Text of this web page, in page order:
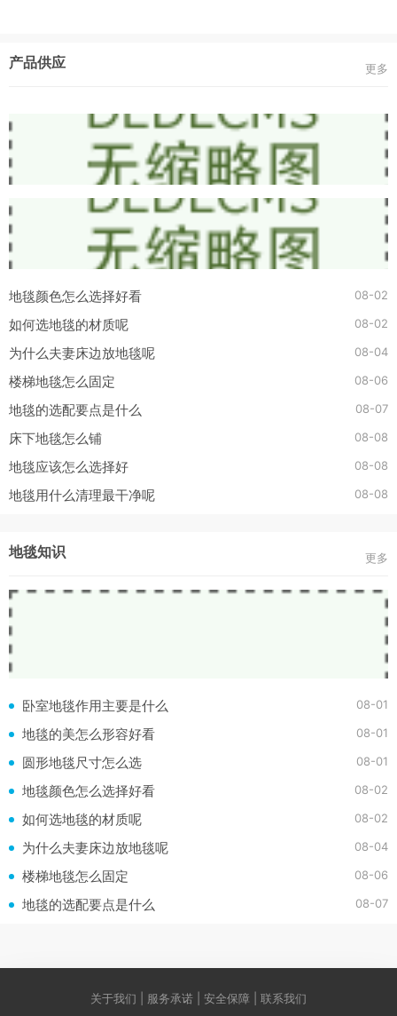
产品供应 更多
地毯颜色怎么选择好看 08-02
如何选地毯的材质呢 08-02
为什么夫妻床边放地毯呢 08-04
楼梯地毯怎么固定 08-06
地毯的选配要点是什么 08-07
床下地毯怎么铺 08-08
地毯应该怎么选择好 08-08
地毯用什么清理最干净呢 08-08
地毯知识 更多
卧室地毯作用主要是什么 08-01
地毯的美怎么形容好看 08-01
圆形地毯尺寸怎么选 08-01
地毯颜色怎么选择好看 08-02
如何选地毯的材质呢 08-02
为什么夫妻床边放地毯呢 08-04
楼梯地毯怎么固定 08-06
地毯的选配要点是什么 08-07
关于我们 | 服务承诺 | 安全保障 | 联系我们